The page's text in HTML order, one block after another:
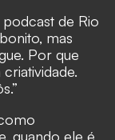
de Rio
mas
Por que
quando ele é